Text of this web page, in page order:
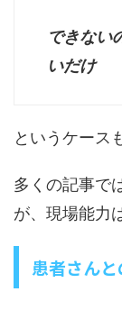
できない
いだけ
というケース
多くの記事で
が、現場能力
患者さん